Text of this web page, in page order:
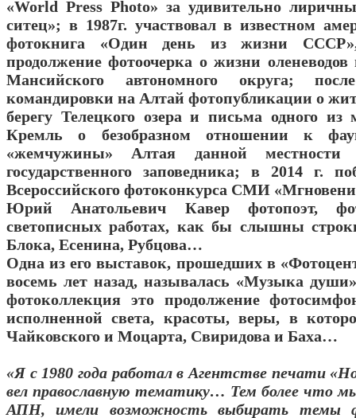
«World Press Photo» за удивительно
ситец»; в 1987г. участвовал в известном
фотокнига «Один день из жизни СССР»,
продолжение фотоочерка о жизни
Мансийского автономного округа;
командировки на Алтай фотопубликации о
берегу Телецкого озера и письма одного
Кремль о безобразном отношении к
«жемчужины» Алтая данной местности
государственного заповедника; в 2014 г.
Всероссийского фотоконкурса СМИ
Юрий Анатольевич Кавер фотопоэт,
светописных работах, как бы слышны
Блока, Есенина, Рубцова…
Одна из его выставок, прошедших в
восемь лет назад, называлась «Музыка
фотоколлекция это продолжение
исполненной света, красоты, веры, в
Чайковского и Моцарта, Свиридова и Баха…
«Я с 1980 года работал в Агентстве печати
вел православную тематику… Тем более что
АПН, имели возможность выбирать темы